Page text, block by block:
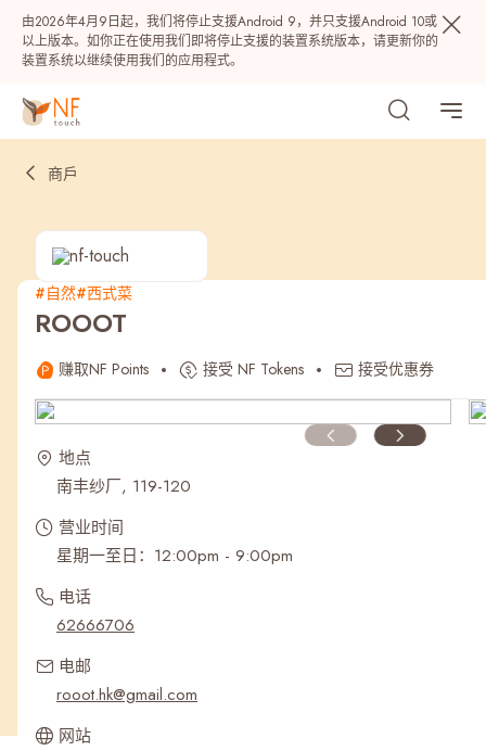
由2026年4月9日起，我们将停止支援Android 9，并只支援Android 10或
以上版本。如你正在使用我们即将停止支援的装置系统版本，请更新你的
装置系统以继续使用我们的应用程式。
热门
最近搜寻纪录
商戶
#自然#西式菜
ROOOT
赚取NF Points 接受 NF Tokens 接受优惠券
地点
南丰纱厂, 119-120
营业时间
星期一至日：12:00pm - 9:00pm
电话
62666706
电邮
rooot.hk@gmail.com
网站